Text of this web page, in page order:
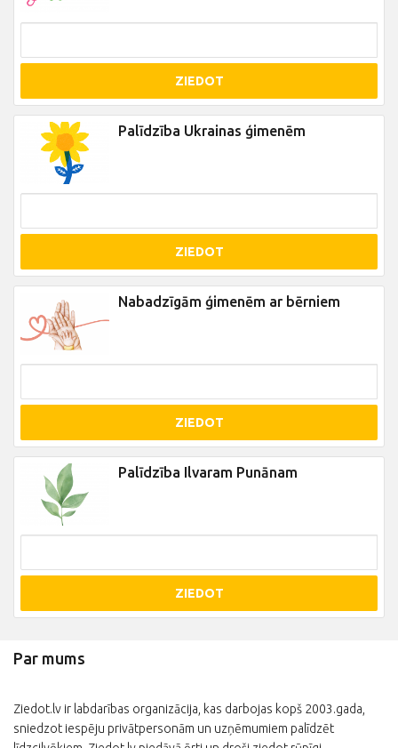
ZIEDOT
Palīdzība Ukrainas ģimenēm
ZIEDOT
Nabadzīgām ģimenēm ar bērniem
ZIEDOT
Palīdzība Ilvaram Punānam
ZIEDOT
Par mums
Ziedot.lv ir labdarības organizācija, kas darbojas kopš 2003.gada,
sniedzot iespēju privātpersonām un uzņēmumiem palīdzēt